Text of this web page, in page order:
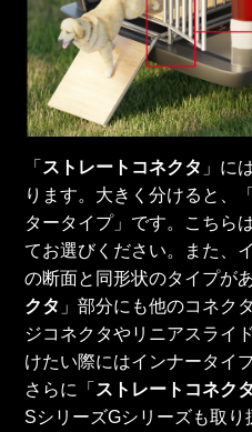
「 ストレートコネクタ 」に
ります。大きく分けると、
タータイプ」です。こちら
てお選びください。また、
の断面と同形状のタイプが
クタ 」部分にも他のコネク
ジコネクタやリニアスライ
けたい際にはインナータイ
さらに「 ストレートコネクタ
SシリーズGシリーズも取り